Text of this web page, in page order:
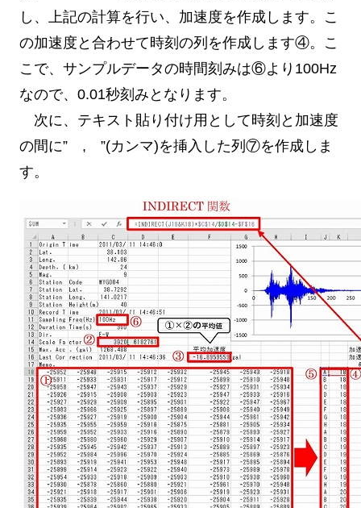
し、上記の計算を行い、加速度を作成します。こ
の加速度と合わせて時刻の列を作成します④。こ
こで、サンプルデータの時間刻みは⑥より100Hz
なので、0.01秒刻みとなります。
次に、テキスト貼り付け用として時刻と加速度
の間に” , ”(カンマ)を挿入した列⑦を作成しま
す。